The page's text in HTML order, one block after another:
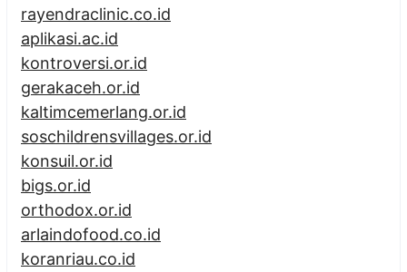
rayendraclinic.co.id
aplikasi.ac.id
kontroversi.or.id
gerakaceh.or.id
kaltimcemerlang.or.id
soschildrensvillages.or.id
konsuil.or.id
bigs.or.id
orthodox.or.id
arlaindofood.co.id
koranriau.co.id